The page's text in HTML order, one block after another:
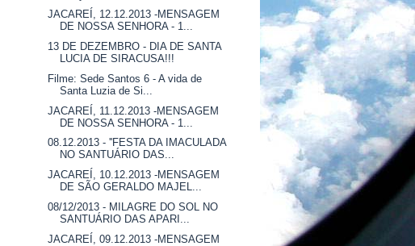
JACAREÍ, 12.12.2013 -MENSAGEM
DE NOSSA SENHORA - 1...
13 DE DEZEMBRO - DIA DE SANTA
LUCIA DE SIRACUSA!!!
Filme: Sede Santos 6 - A vida de
Santa Luzia de Si...
JACAREÍ, 11.12.2013 -MENSAGEM
DE NOSSA SENHORA - 1...
08.12.2013 - ''FESTA DA IMACULADA
NO SANTUÁRIO DAS...
JACAREÍ, 10.12.2013 -MENSAGEM
DE SÃO GERALDO MAJEL...
08/12/2013 - MILAGRE DO SOL NO
SANTUÁRIO DAS APARI...
JACAREÍ, 09.12.2013 -MENSAGEM